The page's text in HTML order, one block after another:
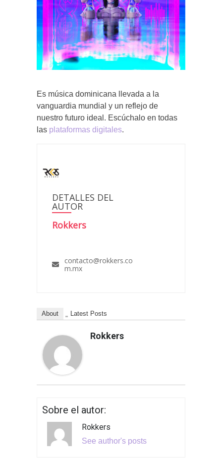
Es música dominicana llevada a la
vanguardia mundial y un reflejo de
nuestro futuro ideal. Escúchalo en todas
las plataformas digitales.
DETALLES DEL
AUTOR
Rokkers
contacto@rokkers.co
m.mx
About Latest Posts
Rokkers
Sobre el autor:
Rokkers
See author's posts